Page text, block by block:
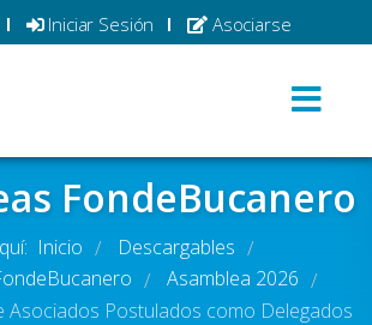
Iniciar Sesión Asociarse
FondeBucanero
Inicio / Descargables /
/ Asamblea 2026 /
Asociados Postulados como Delegados